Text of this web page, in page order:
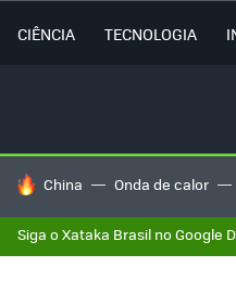
CIÊNCIA TECNOLOGIA
TENDÊNCIAS DO DIA
China Onda de calor
Siga o Xataka Brasil no Google